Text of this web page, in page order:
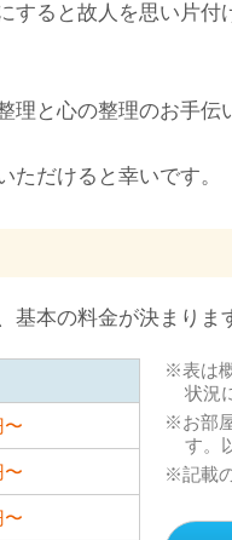
すると故人を思い片
と心の整理のお手伝
だけると幸いです。
本の料金が決まりま
〜
〜
〜
表は
状況
お部
す。
記載